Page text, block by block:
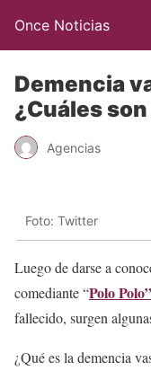
Once Noticias
Demencia
¿Cuáles
Agencias
Foto: Twitter
Luego de darse a
comediante “Polo Polo”
fallecido, surgen
¿Qué es la demencia